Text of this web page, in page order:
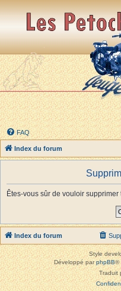
FAQ
Index du forum
Êtes-vous sûr de vouloir
Index du forum
Style
Développé parphpBB®
Traduit